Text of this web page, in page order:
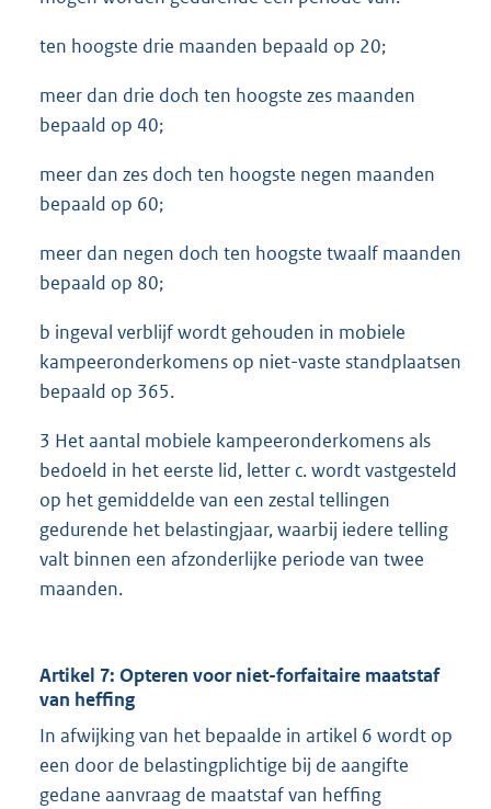
ten hoogste drie maanden bepaald op 20;
meer dan drie doch ten hoogste zes maanden
bepaald op 40;
meer dan zes doch ten hoogste negen maanden
bepaald op 60;
meer dan negen doch ten hoogste twaalf maanden
bepaald op 80;
b ingeval verblijf wordt gehouden in mobiele
kampeeronderkomens op niet-vaste standplaatsen
bepaald op 365.
3 Het aantal mobiele kampeeronderkomens als
bedoeld in het eerste lid, letter c. wordt vastgesteld
op het gemiddelde van een zestal tellingen
gedurende het belastingjaar, waarbij iedere telling
valt binnen een afzonderlijke periode van twee
maanden.
Artikel 7: Opteren voor niet-forfaitaire maatstaf
van heffing
In afwijking van het bepaalde in artikel 6 wordt op
een door de belastingplichtige bij de aangifte
gedane aanvraag de maatstaf van heffing